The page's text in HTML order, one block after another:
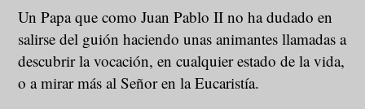
Un Papa que como Juan Pablo II no ha dudado en
salirse del guión haciendo unas animantes llamadas a
descubrir la vocación, en cualquier estado de la vida,
o a mirar más al Señor en la Eucaristía.